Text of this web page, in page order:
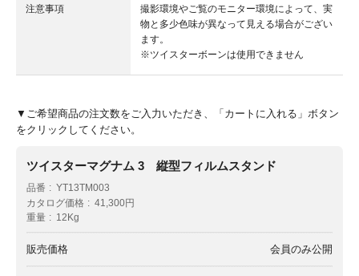
注意事項
撮影環境やご覧のモニター環境によって、実
物と多少色味が異なって見える場合がござい
ます。
※ツイスターボーンは使用できません
▼ご希望商品の注文数をご入力いただき、「カートに入れる」ボタン
をクリックしてください。
ツイスターマグナム 3 縦型フィルムスタンド
品番
YT13TM003
カタログ価格
41,300円
重量
12Kg
販売価格 会員のみ公開